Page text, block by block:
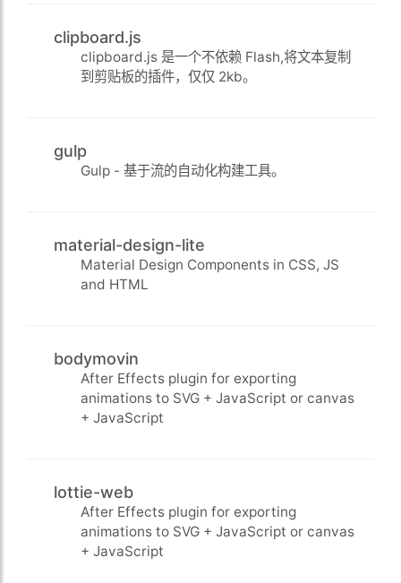
clipboard.js
clipboard.js 是一个不依赖 Flash,将文本复制
到剪贴板的插件，仅仅 2kb。
gulp
Gulp - 基于流的自动化构建工具。
material-design-lite
Material Design Components in CSS, JS
and HTML
bodymovin
After Effects plugin for exporting
animations to SVG + JavaScript or canvas
+ JavaScript
lottie-web
After Effects plugin for exporting
animations to SVG + JavaScript or canvas
+ JavaScript